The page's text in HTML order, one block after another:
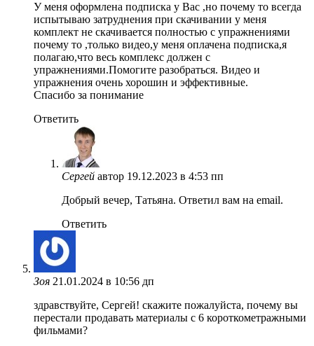
У меня оформлена подписка у Вас ,но почему то всегда
испытываю затруднения при скачивании у меня
комплект не скачивается полностью с упражнениями
почему то ,только видео,у меня оплачена подписка,я
полагаю,что весь комплекс должен с
упражнениями.Помогите разобраться. Видео и
упражнения очень хорошин и эффективные.
Спасибо за понимание
Ответить
Сергей автор 19.12.2023 в 4:53 пп
Добрый вечер, Татьяна. Ответил вам на email.
Ответить
Зоя 21.01.2024 в 10:56 дп
здравствуйте, Сергей! скажите пожалуйста, почему вы
перестали продавать материалы с 6 короткометражными
фильмами?